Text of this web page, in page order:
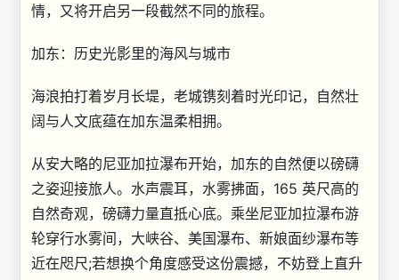
情，又将开启另一段截然不同的旅程。
加东：历史光影里的海风与城市
海浪拍打着岁月长堤，老城镌刻着时光印记，自然壮
阔与人文底蕴在加东温柔相拥。
从安大略的尼亚加拉瀑布开始，加东的自然便以磅礴
之姿迎接旅人。水声震耳，水雾拂面，165 英尺高的
自然奇观，磅礴力量直抵心底。乘坐尼亚加拉瀑布游
轮穿行水雾间，大峡谷、美国瀑布、新娘面纱瀑布等
近在咫尺;若想换个角度感受这份震撼，不妨登上直升